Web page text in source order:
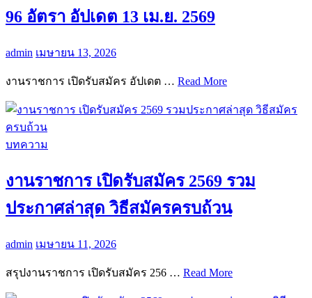
96 อัตรา อัปเดต 13 เม.ย. 2569
admin เมษายน 13, 2026
งานราชการ เปิดรับสมัคร อัปเดต … Read More
บทความ
งานราชการ เปิดรับสมัคร 2569 รวม
ประกาศล่าสุด วิธีสมัครครบถ้วน
admin เมษายน 11, 2026
สรุปงานราชการ เปิดรับสมัคร 256 … Read More